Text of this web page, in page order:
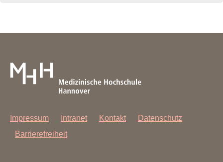
Impressum Intranet Kontakt
Datenschutz
Barrierefreiheit